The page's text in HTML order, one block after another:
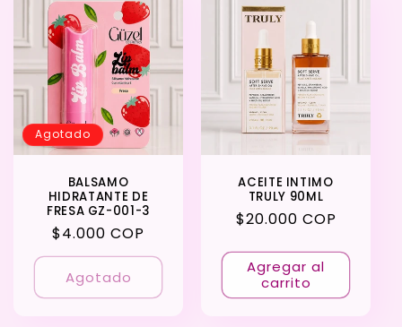
Agotado
BALSAMO
HIDRATANTE DE
FRESA GZ-001-3
Precio
habitual
$4.000 COP
Agotado
ACEITE INTIMO
TRULY 90ML
Precio
$20.000 COP
Agregar al
carrito